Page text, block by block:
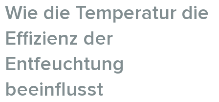
Wie die Temperatur die
Effizienz der
Entfeuchtung
beeinflusst